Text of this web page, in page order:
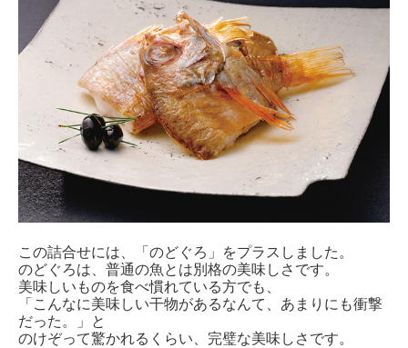
この詰合せには、「のどぐろ」をプラスしました。
のどぐろは、普通の魚とは別格の美味しさです。
美味しいものを食べ慣れている方でも、
「こんなに美味しい干物があるなんて、あまりにも衝撃
だった。」と
のけぞって驚かれるくらい、完璧な美味しさです。